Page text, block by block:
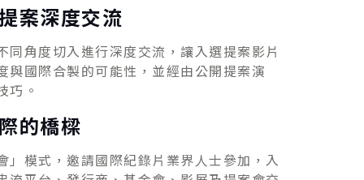
案深度交流
同角度切入進行深度交流，讓入選提案影片
與國際合製的可能性，並經由公開提案演
巧。
的橋樑
」模式，邀請國際紀錄片業界人士參加，入